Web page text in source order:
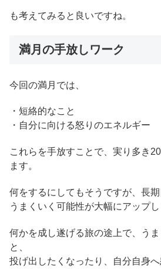
も考えてみると良いですね。
満月の手放しワーク
今回の満月では、
・短絡的なこと
・自分に向ける怒りのエネルギー
これらを手放すことで、実り多き
ます。
何をするにしてもそうですが、長
うまくいく可能性が大幅にアップし
何かを成し遂げる旅の途上で、う
と、
投げ出したくなったり、自分自身